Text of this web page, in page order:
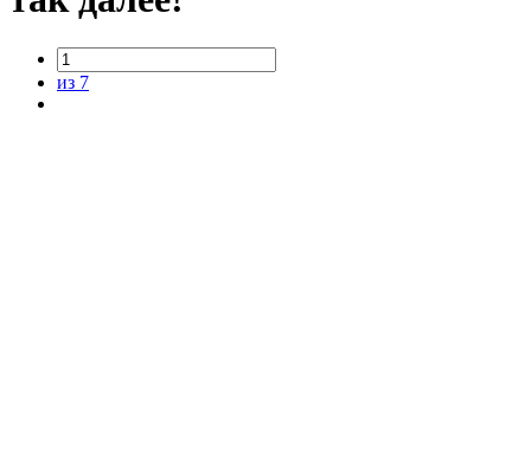
из 7